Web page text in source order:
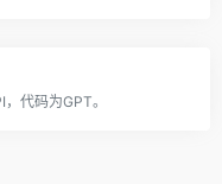
代码为GPT。